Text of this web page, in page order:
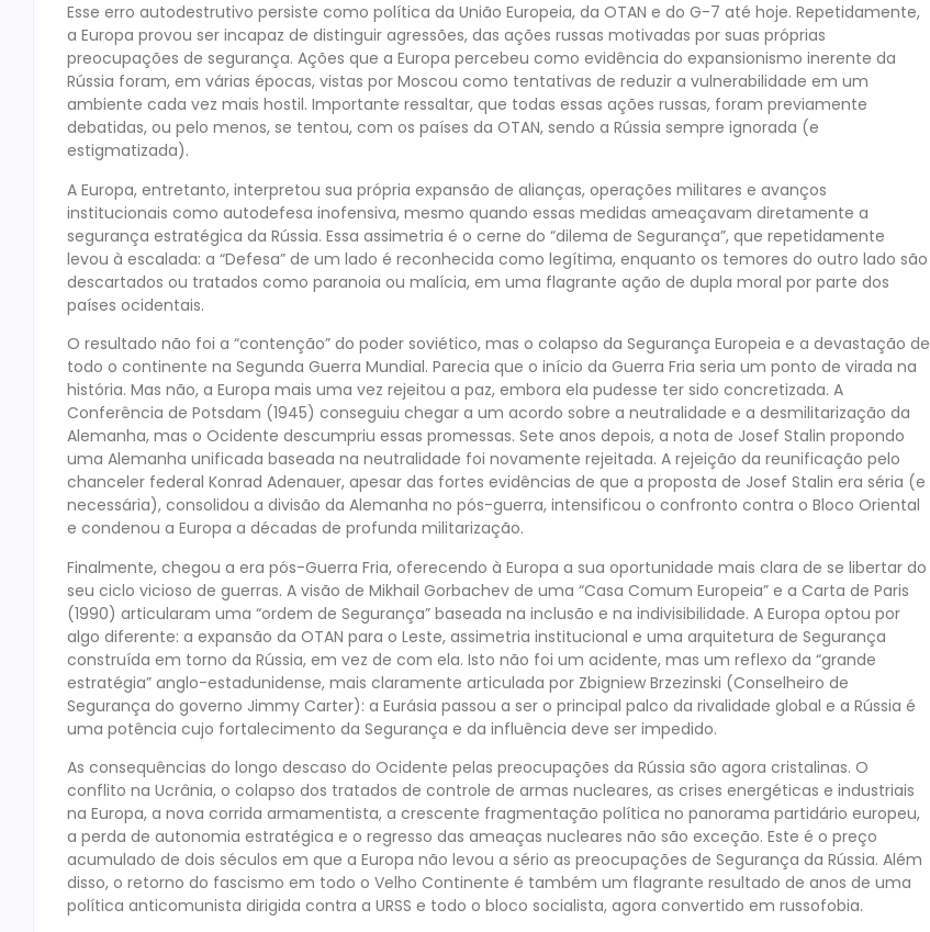
Esse erro autodestrutivo persiste como política da União Europeia, da OTAN e do G-7 até hoje. Repetidamente,
a Europa provou ser incapaz de distinguir agressões, das ações russas motivadas por suas próprias
preocupações de segurança. Ações que a Europa percebeu como evidência do expansionismo inerente da
Rússia foram, em várias épocas, vistas por Moscou como tentativas de reduzir a vulnerabilidade em um
ambiente cada vez mais hostil. Importante ressaltar, que todas essas ações russas, foram previamente
debatidas, ou pelo menos, se tentou, com os países da OTAN, sendo a Rússia sempre ignorada (e
estigmatizada).
A Europa, entretanto, interpretou sua própria expansão de alianças, operações militares e avanços
institucionais como autodefesa inofensiva, mesmo quando essas medidas ameaçavam diretamente a
segurança estratégica da Rússia. Essa assimetria é o cerne do “dilema de Segurança”, que repetidamente
levou à escalada: a “Defesa” de um lado é reconhecida como legítima, enquanto os temores do outro lado são
descartados ou tratados como paranoia ou malícia, em uma flagrante ação de dupla moral por parte dos
países ocidentais.
O resultado não foi a “contenção” do poder soviético, mas o colapso da Segurança Europeia e a devastação de
todo o continente na Segunda Guerra Mundial. Parecia que o início da Guerra Fria seria um ponto de virada na
história. Mas não, a Europa mais uma vez rejeitou a paz, embora ela pudesse ter sido concretizada. A
Conferência de Potsdam (1945) conseguiu chegar a um acordo sobre a neutralidade e a desmilitarização da
Alemanha, mas o Ocidente descumpriu essas promessas. Sete anos depois, a nota de Josef Stalin propondo
uma Alemanha unificada baseada na neutralidade foi novamente rejeitada. A rejeição da reunificação pelo
chanceler federal Konrad Adenauer, apesar das fortes evidências de que a proposta de Josef Stalin era séria (e
necessária), consolidou a divisão da Alemanha no pós-guerra, intensificou o confronto contra o Bloco Oriental
e condenou a Europa a décadas de profunda militarização.
Finalmente, chegou a era pós-Guerra Fria, oferecendo à Europa a sua oportunidade mais clara de se libertar do
seu ciclo vicioso de guerras. A visão de Mikhail Gorbachev de uma “Casa Comum Europeia” e a Carta de Paris
(1990) articularam uma “ordem de Segurança” baseada na inclusão e na indivisibilidade. A Europa optou por
algo diferente: a expansão da OTAN para o Leste, assimetria institucional e uma arquitetura de Segurança
construída em torno da Rússia, em vez de com ela. Isto não foi um acidente, mas um reflexo da “grande
estratégia” anglo-estadunidense, mais claramente articulada por Zbigniew Brzezinski (Conselheiro de
Segurança do governo Jimmy Carter): a Eurásia passou a ser o principal palco da rivalidade global e a Rússia é
uma potência cujo fortalecimento da Segurança e da influência deve ser impedido.
As consequências do longo descaso do Ocidente pelas preocupações da Rússia são agora cristalinas. O
conflito na Ucrânia, o colapso dos tratados de controle de armas nucleares, as crises energéticas e industriais
na Europa, a nova corrida armamentista, a crescente fragmentação política no panorama partidário europeu,
a perda de autonomia estratégica e o regresso das ameaças nucleares não são exceção. Este é o preço
acumulado de dois séculos em que a Europa não levou a sério as preocupações de Segurança da Rússia. Além
disso, o retorno do fascismo em todo o Velho Continente é também um flagrante resultado de anos de uma
política anticomunista dirigida contra a URSS e todo o bloco socialista, agora convertido em russofobia.